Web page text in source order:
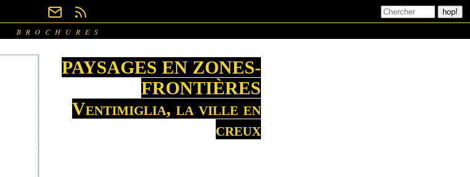
BROCHURES
PAYSAGES EN ZONES-
FRONTIÈRES
Ventimiglia, la ville en
creux